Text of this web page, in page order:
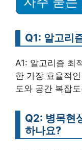
Q1: 알고리
A1: 알고리즘 최
한 가장 효율적
도와 공간 복잡
Q2: 병목현
하나요?